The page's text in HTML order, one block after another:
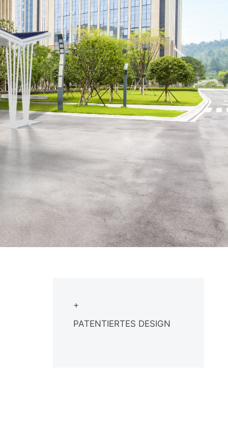
+
PATENTIERTES DESIGN